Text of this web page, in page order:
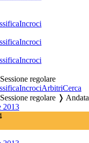
Incroci
Incroci
Incroci
regolare
IncrociArbitriCerca
regolare ❭ Andata
2013